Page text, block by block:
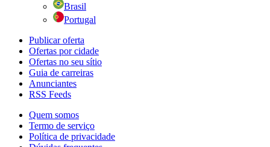
Brasil
Portugal
Publicar oferta
Ofertas por cidade
Ofertas no seu sítio
Guia de carreiras
Anunciantes
RSS Feeds
Quem somos
Termo de serviço
Política de privacidade